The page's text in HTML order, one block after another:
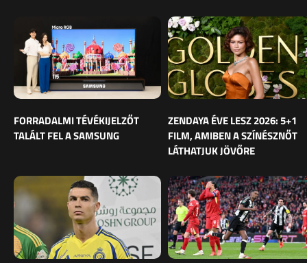
FORRADALMI TÉVÉKIJELZŐT
TALÁLT FEL A SAMSUNG
ZENDAYA ÉVE LESZ 2026: 5+1
FILM, AMIBEN A SZÍNÉSZNŐT
LÁTHATJUK JÖVŐRE